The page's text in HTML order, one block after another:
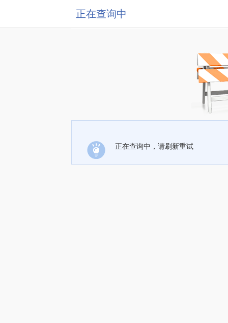
正在查询中
正在查询中，请刷新重试